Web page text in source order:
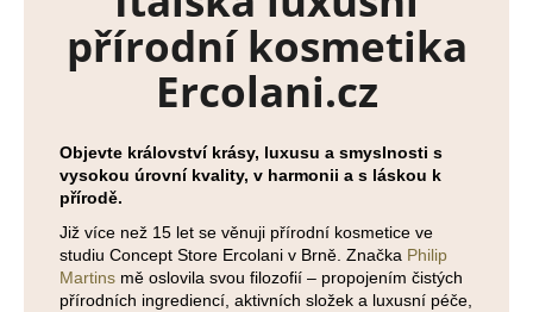
přírodní kosmetika
Ercolani.cz
Objevte království krásy, luxusu a smyslnosti s
vysokou úrovní kvality, v harmonii a s láskou k
přírodě.
Již více než 15 let se věnuji přírodní kosmetice ve
studiu Concept Store Ercolani v Brně. Značka Philip
Martins mě oslovila svou filozofií – propojením čistých
přírodních ingrediencí, aktivních složek a luxusní péče,